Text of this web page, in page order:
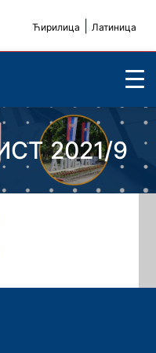
Ћирилица Латиница
2021/9